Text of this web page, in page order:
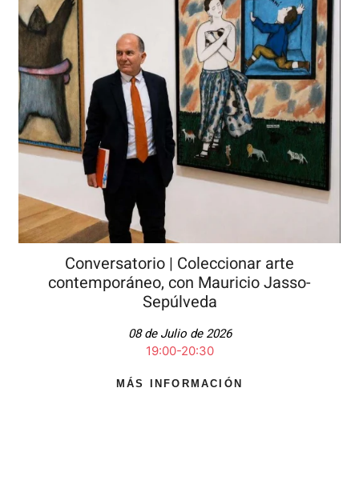
Conversatorio | Coleccionar arte
contemporáneo, con Mauricio Jasso-
Sepúlveda
08 de Julio de 2026
19:00-20:30
MÁS INFORMACIÓN